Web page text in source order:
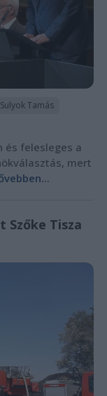
Sulyok Tamás
és felesleges a
mert
Tisza